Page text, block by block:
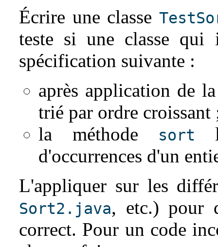
Écrire une classe
teste si une classe qui
spécification suivante :
après application de
trié par ordre croissant
la méthode
sort
d'occurrences d'un
L'appliquer sur les
Sort2.java, etc.) pour
correct. Pour un code